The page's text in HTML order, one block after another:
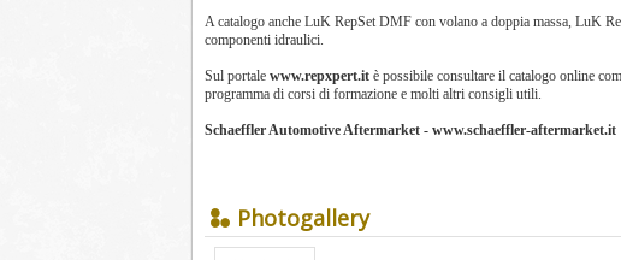
A catalogo anche LuK RepSet DMF con volano a doppia massa, LuK
componenti idraulici.
Sul portale www.repxpert.it è possibile consultare il catalogo online
programma di corsi di formazione e molti altri consigli utili.
Schaeffler Automotive Aftermarket - www.schaeffler-aftermarket.it
Photogallery